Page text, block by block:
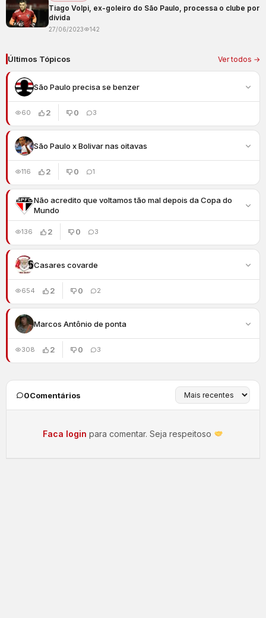
Tiago Volpi, ex-goleiro do São Paulo, processa o clube por
dívida
27/06/2023 142
Últimos Tópicos Ver todos →
São Paulo precisa se benzer
60 2 0 3
São Paulo x Bolivar nas oitavas
116 2 0 1
Não acredito que voltamos tão mal depois da Copa do
Mundo
136 2 0 3
Casares covarde
654 2 0 2
Marcos Antônio de ponta
308 2 0 3
0Comentários
Faca login para comentar. Seja respeitoso